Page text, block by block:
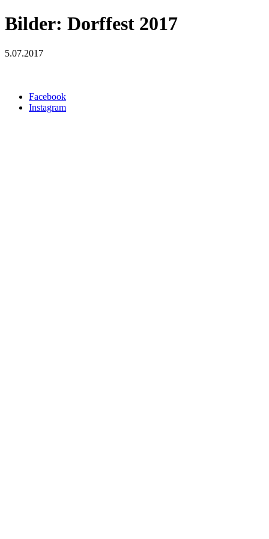
Bilder: Dorffest 2017
5.07.2017
Facebook
Instagram